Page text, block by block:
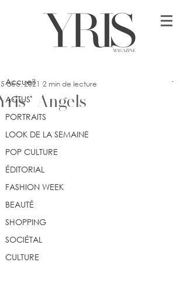
Accueil
ACTUS
PORTRAITS
LOOK DE LA SEMAINE
POP CULTURE
ÉDITORIAL
FASHION WEEK
BEAUTÉ
SHOPPING
SOCIÉTAL
CULTURE
‘ Angels
déc. 2021 2 min de lecture